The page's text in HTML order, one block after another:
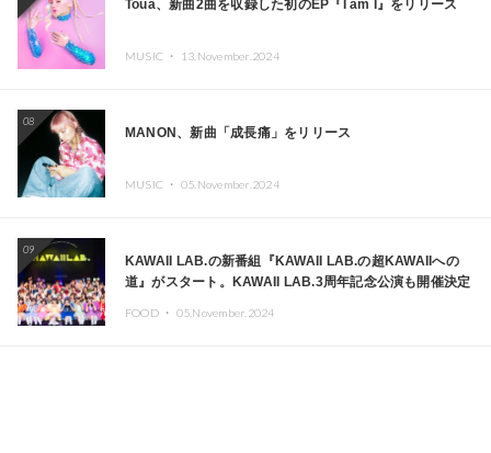
Toua、新曲2曲を収録した初のEP『I am I』をリリース
MUSIC ・ 13.November.2024
08
MANON、新曲「成長痛」をリリース
MUSIC ・ 05.November.2024
09
KAWAII LAB.の新番組『KAWAII LAB.の超KAWAIIへの
道』がスタート。KAWAII LAB.3周年記念公演も開催決定
FOOD ・ 05.November.2024